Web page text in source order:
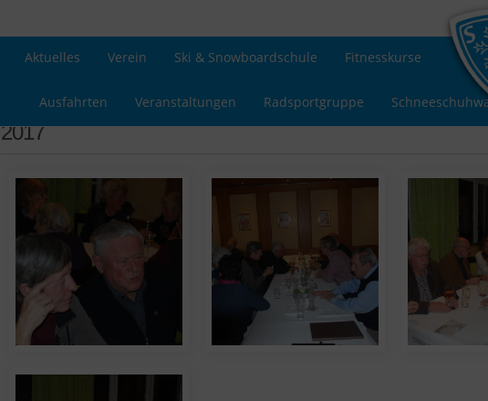
Aktuelles Verein Ski & Snowboardschule Fitnesskurse
Ausfahrten Veranstaltungen Radsportgruppe
2017